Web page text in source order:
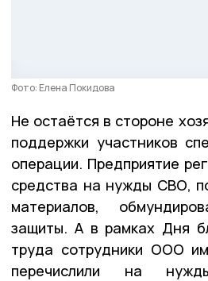
Фото: Елена Покидова
Не остаётся в стороне
поддержки участников
операции. Предприятие
средства на нужды СВО,
материалов,
защиты. А в рамках Дня
труда сотрудники ООО
перечислили на